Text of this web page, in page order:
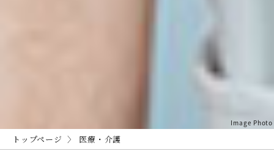
Image Photo
トップページ 医療・介護